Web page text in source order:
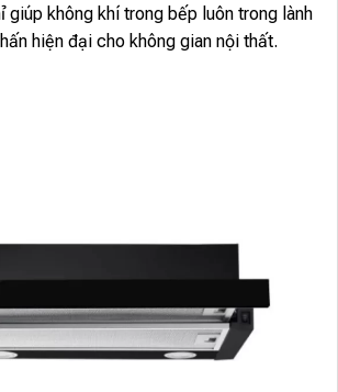
giúp không khí trong bếp luôn trong lành
hiện đại cho không gian nội thất.